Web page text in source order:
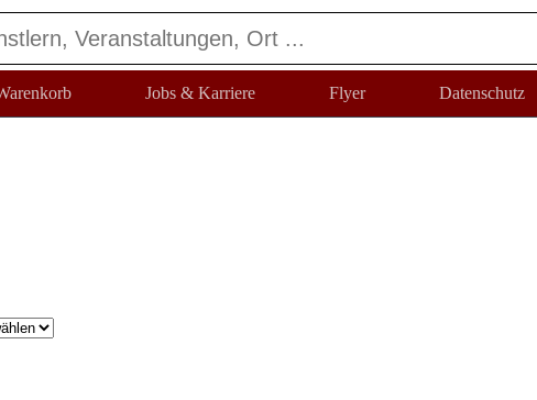
Jobs & Karriere Flyer Datenschutz